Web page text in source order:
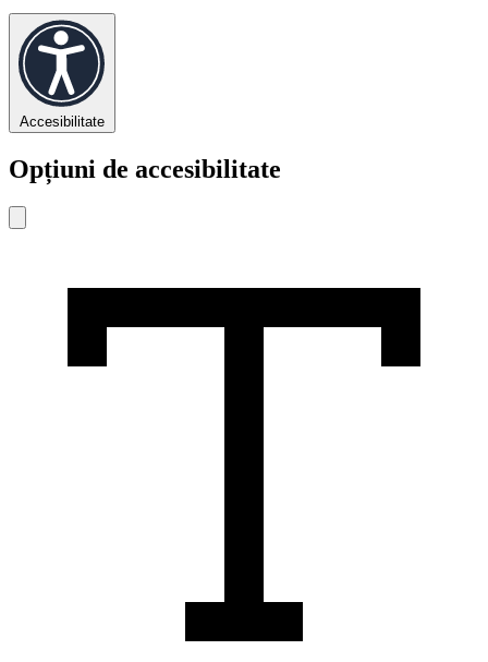
Accesibilitate
Opțiuni de accesibilitate